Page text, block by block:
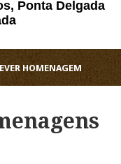
Ponta Delgada
HOMENAGEM